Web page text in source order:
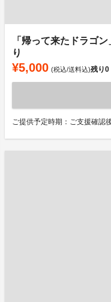
「帰って来たドラゴ
り
¥5,000 (税込/送料込)残り0
ご提供予定時期：ご支援確認